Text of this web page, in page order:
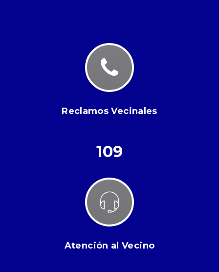
Reclamos Vecinales
109
Atención al Vecino